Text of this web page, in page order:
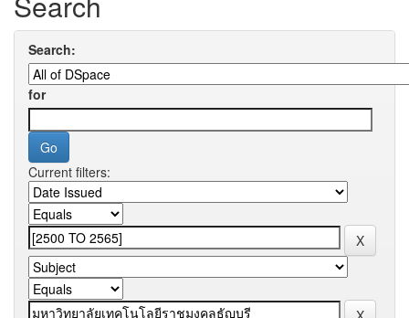
Search:
for
Current filters: